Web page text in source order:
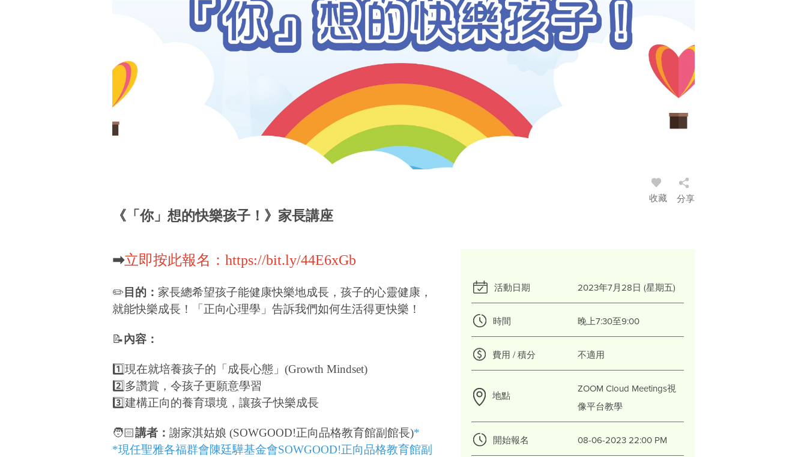
收藏 分享
《「你」想的快樂孩子！》家長講座
➡立即按此報名： https://bit.ly/44E6xGb
✏️目的： 家長總希望孩子能健康快樂地成長，孩子的心靈健康，
就能快樂成長！「正向心理學」告訴我們如何生活得更快樂！
📝內容：
1️⃣現在就培養孩子的「成長心態」(Growth Mindset)
2️⃣多讚賞，令孩子更願意學習
3️⃣建構正向的養育環境，讓孩子快樂成長
🧑🏻講者： 謝家淇姑娘 (SOWGOOD!正向品格教育館副館長)*
*現任聖雅各福群會陳廷驊基金會SOWGOOD!正向品格教育館副
活動日期 2023年7月28日 (星期五)
時間 晚上7:30至9:00
費用 / 積分 不適用
地點
ZOOM Cloud Meetings視
像平台教學
開始報名 08-06-2023 22:00 PM